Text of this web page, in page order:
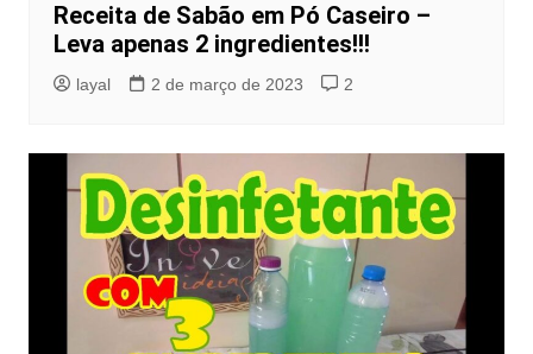
Receita de Sabão em Pó Caseiro –
Leva apenas 2 ingredientes!!!
layal 2 de março de 2023 2